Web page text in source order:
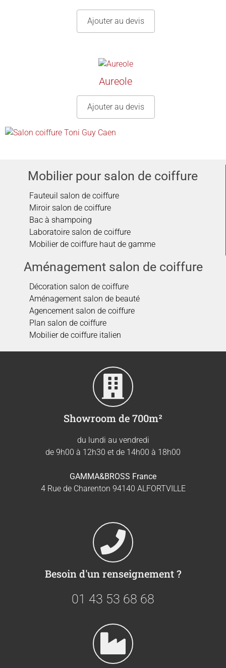
Ajouter au devis
Aureole
Ajouter au devis
Mobilier pour salon de coiffure
Fauteuil salon de coiffure
Miroir salon de coiffure
Bac à shampoing
Laboratoire salon de coiffure
Mobilier de coiffure haut de gamme
Aménagement salon de coiffure
Décoration salon de coiffure
Aménagement salon de beauté
Agencement salon de coiffure
Plan salon de coiffure
Mobilier de coiffure italien
Showroom de 700m²
du lundi au vendredi
de 9h00 à 12h30 et de 14h00 à 18h00
GAMMA&BROSS France
4 Rue de Charenton 94140 ALFORTVILLE
Besoin d'un renseignement ?
01 43 53 68 68